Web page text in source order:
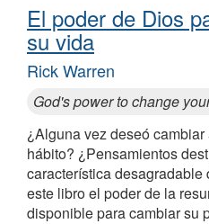
El poder de Dios
su vida
Rick Warren
God's power to change
¿Alguna vez deseó
hábito? ¿Pensamientos
característica
este libro el poder de la
disponible para cambiar su